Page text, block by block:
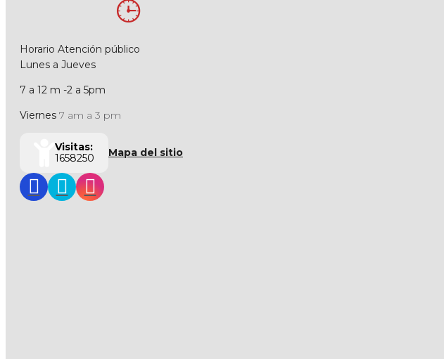
Horario Atención público
Lunes a Jueves
7 a 12 m -2 a 5pm
Viernes 7 am a 3 pm
Visitas:
1658250
Mapa del sitio